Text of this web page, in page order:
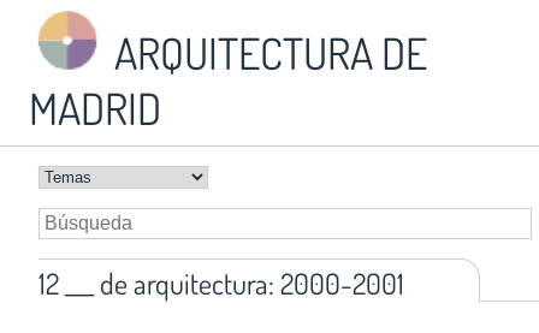
ARQUITECTURA DE
MADRID
12 ___ de arquitectura: 2000-2001